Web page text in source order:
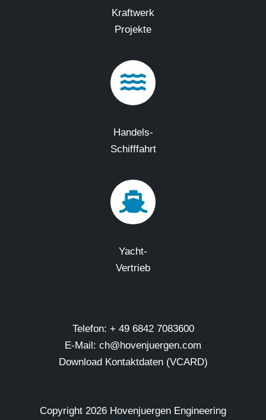
Kraftwerk
Projekte
Handels-
Schifffahrt
Yacht-
Vertrieb
Telefon: + 49 6842 7083600
E-Mail: ch@hovenjuergen.com
Download Kontaktdaten (VCARD)
Copyright 2026 Hovenjuergen Engineering